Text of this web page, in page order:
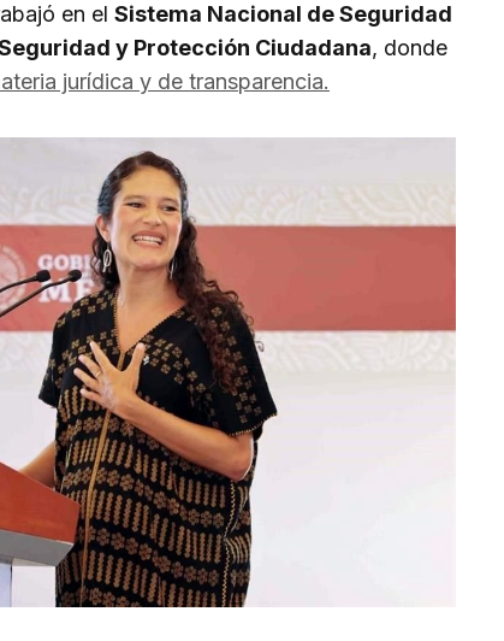
en el Sistema Nacional de Seguridad
y Protección Ciudadana, donde
jurídica y de transparencia.